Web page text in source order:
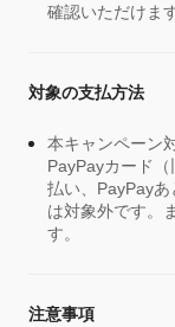
確認いただけます
対象の支払方法
本キャンペーン
PayPayカード
払い、PayPay
は対象外です。
す。
注意事項